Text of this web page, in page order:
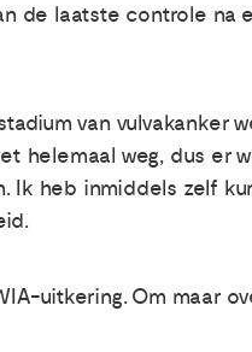
de laatste controle na
van vulvakanker
helemaal weg, dus er
Ik heb inmiddels zelf
uitkering. Om maar